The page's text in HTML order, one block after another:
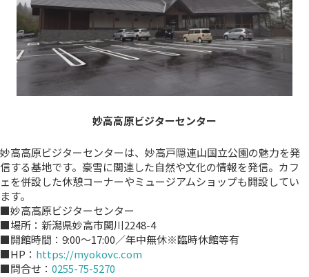
妙高高原ビジターセンター
妙高高原ビジターセンターは、妙高戸隠連山国立公園の魅力を発
信する基地です。豪雪に関連した自然や文化の情報を発信。カフ
ェを併設した休憩コーナーやミュージアムショップも開設してい
ます。
■妙高高原ビジターセンター
■場所：新潟県妙高市関川2248-4
■開館時間：9:00～17:00／年中無休※臨時休館等有
■HP： https://myokovc.com
■問合せ： 0255-75-5270